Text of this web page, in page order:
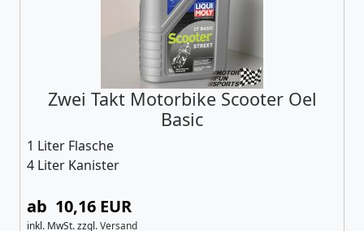
Zwei Takt Motorbike Scooter Oel
Basic
1 Liter Flasche
4 Liter Kanister
ab 10,16 EUR
inkl. MwSt.zzgl.Versand